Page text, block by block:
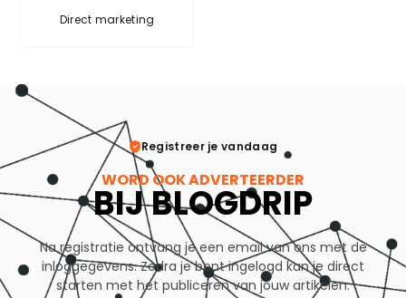
Direct marketing
Registreer je vandaag
WORD OOK ADVERTEERDER
BIJ BLOGDRIP
Na registratie ontvang je een email van ons met de
inloggegevens. Zodra je bent ingelogd kan je direct
starten met het publiceren van jouw artikelen.